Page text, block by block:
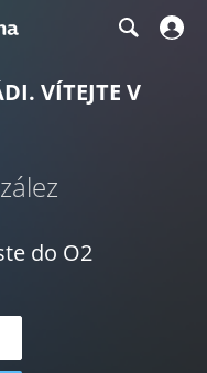
VÍTEJTE V
do O2